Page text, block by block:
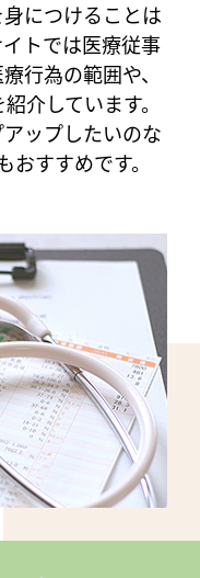
につけることは
トでは医療従事
行為の範囲や、
介しています。
ップしたいのな
すすめです。